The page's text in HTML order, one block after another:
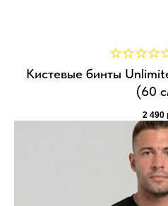
Кистевые бинты
(60
2 490